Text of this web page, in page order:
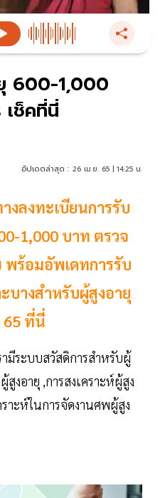
600-1,000
ช็คที่นี่
อัปเดตล่าสุด : 26 เม.ย. 65 | 14:25 น.
ลงทะเบียนการรับ
1,000 บาท ตรวจ
พร้อมอัพเดทการรับ
ะบางสำหรับผู้สูงอายุ
65 ที่นี่
มีระบบสวัสดิการสำหรับผู้
งอายุ ,การสงเคราะห์ผู้สูง
าะห์ในการจัดงานศพผู้สูง